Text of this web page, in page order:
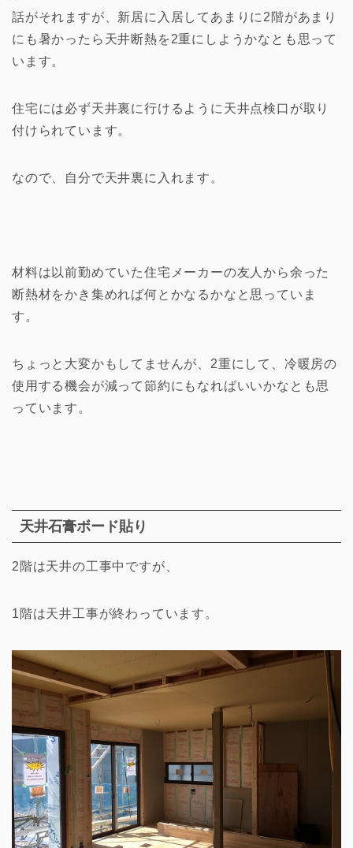
話がそれますが、新居に入居してあまりに2階があまり
にも暑かったら天井断熱を2重にしようかなとも思って
います。
住宅には必ず天井裏に行けるように天井点検口が取り
付けられています。
なので、自分で天井裏に入れます。
材料は以前勤めていた住宅メーカーの友人から余った
断熱材をかき集めれば何とかなるかなと思っていま
す。
ちょっと大変かもしてませんが、2重にして、冷暖房の
使用する機会が減って節約にもなればいいかなとも思
っています。
天井石膏ボード貼り
2階は天井の工事中ですが、
1階は天井工事が終わっています。